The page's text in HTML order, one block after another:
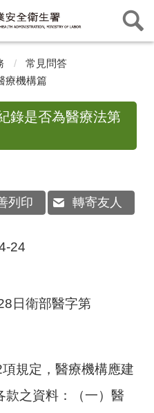
常見問答
療機構篇
錄是否為醫療法第
列印 轉寄友人
24
日衛部醫字第
規定，醫療機構應建
款之資料：（一）醫